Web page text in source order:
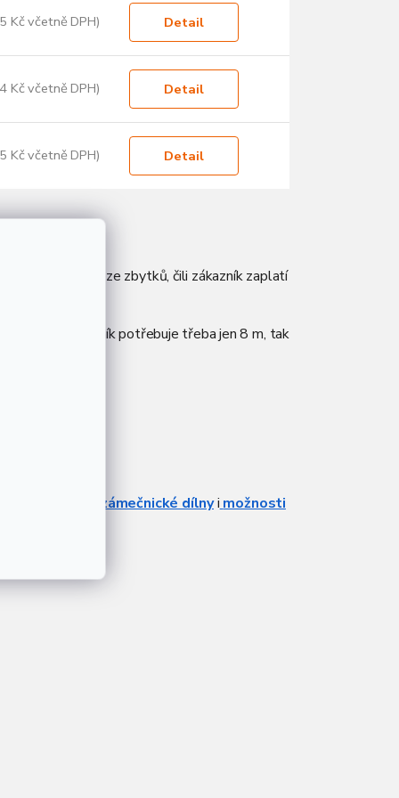
Kč včetně DPH) Detail
Kč včetně DPH) Detail
Kč včetně DPH) Detail
délky beze zbytků, čili zákazník zaplatí
a i když zákazník potřebuje třeba jen 8 m, tak
zámečnické dílnyi možnosti